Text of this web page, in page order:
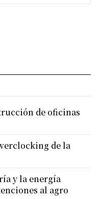
de oficinas
de la
y la energía
al agro